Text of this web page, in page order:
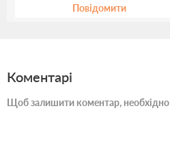
Повідомити
Коментарі
Щоб залишити коментар, необхідно